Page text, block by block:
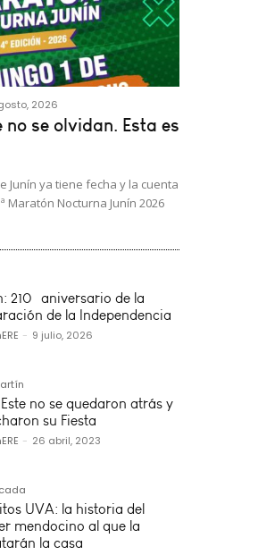
2026
no se olvidan. Esta es
Junín ya tiene fecha y la cuenta
Maratón Nocturna Junín 2026
210º aniversario de la
de la Independencia
- 9 julio, 2026
Este no se quedaron atrás y
su Fiesta
- 26 abril, 2023
UVA: la historia del
mendocino al que la
la casa